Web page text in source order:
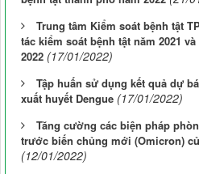
Trung tâm Kiểm soát bệnh tật
tác kiểm soát bệnh tật năm 2021
2022 (17/01/2022)
Tập huấn sử dụng kết quả dự
xuất huyết Dengue (17/01/2022)
Tăng cường các biện pháp
trước biến chủng mới (Omicron)
(12/01/2022)